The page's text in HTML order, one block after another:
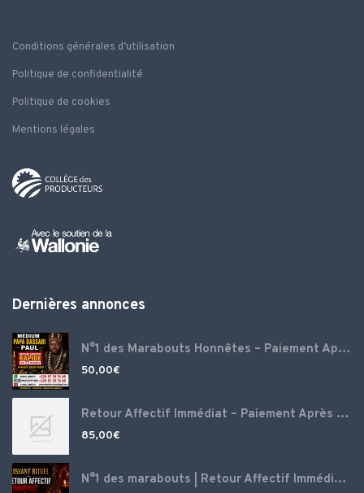
Conditions générales d’utilisation
Politique de confidentialité
Politique de cookies
Mentions légales
Dernières annonces
N°1 des Marabouts Honnêtes – Paiement Après Réussite
50,00€
Retour Affectif Immédiat – Paiement Après Résultat – Voyance Puissante N°1 France, Envoutement amoureux puissant ‎ ‎
85,00€
N°1 des marabouts | Retour Affectif Immédiat – Paiement Après Résultat – Voyance Puissante N°1 France, Envoutement amoureux puissant